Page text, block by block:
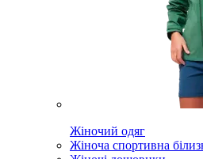
Жіночий одяг
Жіноча спортивна